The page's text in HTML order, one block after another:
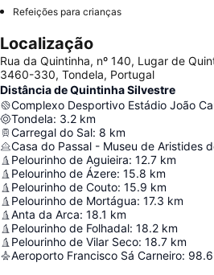
Refeições para crianças
Localização
Rua da Quintinha, nº 140, Lugar de
3460-330, Tondela, Portugal
Distância de Quintinha Silvestre
Complexo Desportivo Estádio João
Tondela: 3.2 km
Carregal do Sal: 8 km
Casa do Passal - Museu de Aristides
Pelourinho de Aguieira: 12.7 km
Pelourinho de Ázere: 15.8 km
Pelourinho de Couto: 15.9 km
Pelourinho de Mortágua: 17.3 km
Anta da Arca: 18.1 km
Pelourinho de Folhadal: 18.2 km
Pelourinho de Vilar Seco: 18.7 km
Aeroporto Francisco Sá Carneiro: 98.6